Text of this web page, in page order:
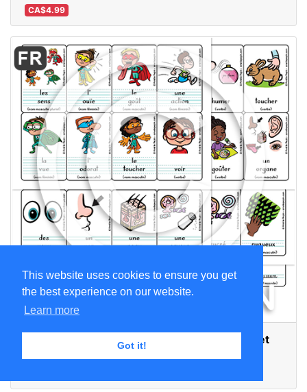
This website uses cookies to ensure you get
the best experience on our website.
Learn more
Got it!
CA$4.99
Les 5 sens (FR) - 32 cartes de mots (script et